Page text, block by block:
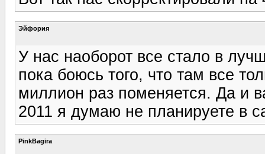
Эйфория
У нас наоборот все стало в
пока боюсь того, что там все
миллион раз поменяется. Да и
2011 я думаю не планируете в
PinkBagira